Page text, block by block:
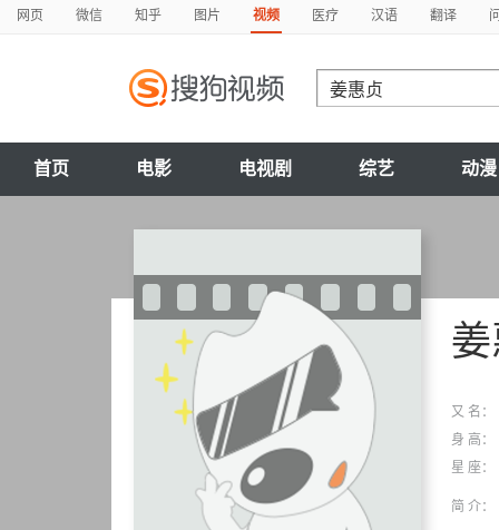
网页 微信 知乎 图片 视频 医疗 汉语 翻译
首页 电影 电视剧 综艺 动漫
又 名：
身 高：
星 座：
简 介：